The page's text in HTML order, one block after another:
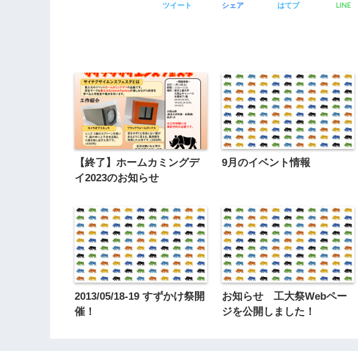
ツイート シェア はてブ LINE
【終了】ホームカミングデ
イ2023のお知らせ
9月のイベント情報
2013/05/18-19 すずかけ祭開
催！
お知らせ 工大祭Webペー
ジを公開しました！